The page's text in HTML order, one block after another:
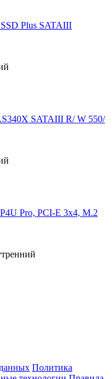
Plus SATAIII
SATAIII R/ W 550/
Pro, PCI-E 3x4, M.2
Политика